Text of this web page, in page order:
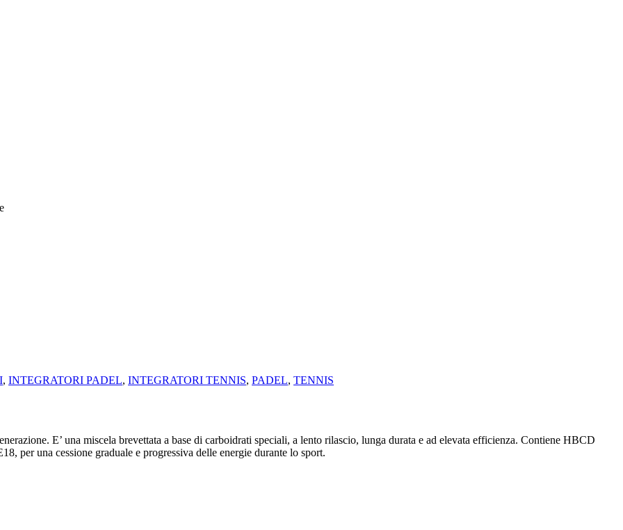
, INTEGRATORI PADEL, INTEGRATORI TENNIS, PADEL, TENNIS
E’ una miscela brevettata a base di carboidrati speciali, a lento rilascio, lunga durata e ad elevata efficienza. Contiene HBCD
per una cessione graduale e progressiva delle energie durante lo sport.